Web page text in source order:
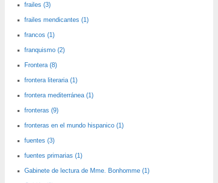
frailes (3)
frailes mendicantes (1)
francos (1)
franquismo (2)
Frontera (8)
frontera literaria (1)
frontera mediterránea (1)
fronteras (9)
fronteras en el mundo hispanico (1)
fuentes (3)
fuentes primarias (1)
Gabinete de lectura de Mme. Bonhomme (1)